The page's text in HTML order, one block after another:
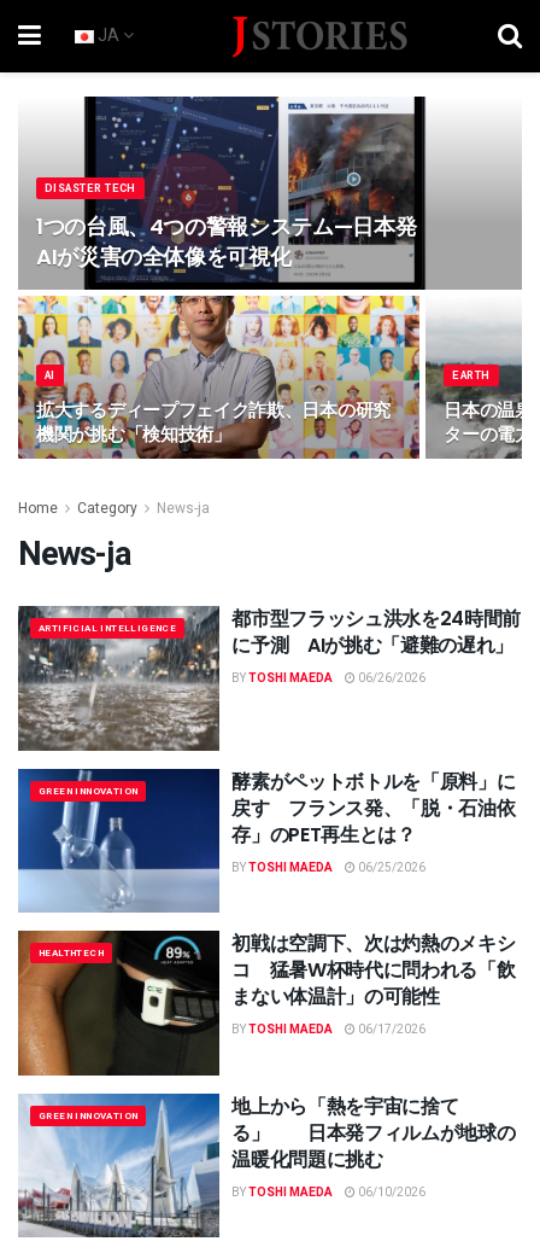
JA
DISASTER TECH
1つの台風、4つの警報システム—日本発
AIが災害の全体像を可視化
AI
拡大するディープフェイク詐欺、日本の研究
機関が挑む「検知技術」
EARTH
日本の温泉
ターの電力
Home Category News-ja
News-ja
ARTIFICIAL INTELLIGENCE
都市型フラッシュ洪水を24時間前
に予測 AIが挑む「避難の遅れ」
BYTOSHI MAEDA 06/26/2026
GREEN INNOVATION
酵素がペットボトルを「原料」に
戻す フランス発、「脱・石油依
存」のPET再生とは？
BYTOSHI MAEDA 06/25/2026
HEALTHTECH
初戦は空調下、次は灼熱のメキシ
コ 猛暑W杯時代に問われる「飲
まない体温計」の可能性
BYTOSHI MAEDA 06/17/2026
GREEN INNOVATION
地上から「熱を宇宙に捨て
る」 日本発フィルムが地球の
温暖化問題に挑む
BYTOSHI MAEDA 06/10/2026